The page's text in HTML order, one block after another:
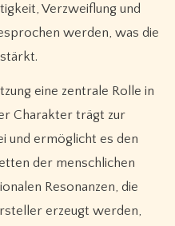
Verzweiflung und
werden, was die
eine zentrale Rolle in
Charakter trägt zur
und ermöglicht es den
der menschlichen
Resonanzen, die
erzeugt werden,